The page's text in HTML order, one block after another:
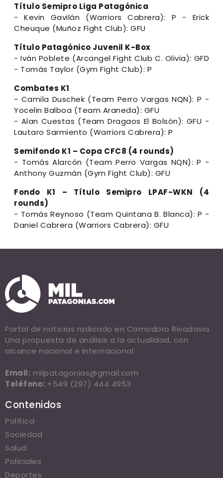
Título Semipro Liga Patagónica
- Kevin Gavilán (Warriors Cabrera): P - Erick
Cheuque (Muñoz Fight Club): GFU
Título Patagónico Juvenil K-Box
- Iván Poblete (Arcangel Fight Club C. Olivia): GFD
- Tomás Taylor (Gym Fight Club): P
Combates K1
- Camila Duschek (Team Perro Vargas NQN): P -
Yocelin Balboa (Team Araneda): GFU
- Alan Cuestas (Team Dragaos El Bolsón): GFU -
Lautaro Sarmiento (Warriors Cabrera): P
Semifondo K1 – Copa CFC8 (4 rounds)
- Tomás Alarcón (Team Perro Vargas NQN): P -
Anthony Guzmán (Gym Fight Club): GFU
Fondo K1 – Título Semipro LPAF-WKN (4
rounds)
- Tomás Reynoso (Team Quintana B. Blanca): P -
Daniel Cabrera (Warriors Cabrera): GFU
Portal de noticias radicado en Comodoro Rivadavia.
Una propuesta de análisis a la actualidad, con
alcance nacional e internacional.
Email: milpatagonias@gmail.com
Teléfono: +549 (297) 444 4953
Contenidos
Política
Sociedad
Salud
Policiales
Deportes